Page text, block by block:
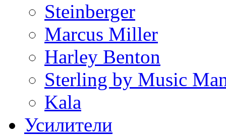
Steinberger
Marcus Miller
Harley Benton
Sterling by Music
Kala
Усилители